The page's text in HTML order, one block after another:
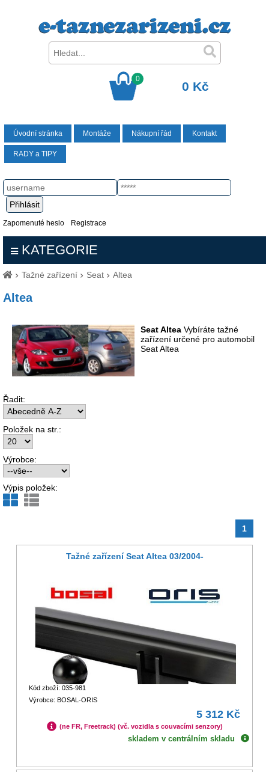
0
0 Kč
Úvodní stránka Montáže Nákupní řád Kontakt
RADY a TIPY
Zapomenuté heslo Registrace
KATEGORIE
Tažné zařízení Seat Altea
Altea
Seat Altea Vybíráte tažné
zařízení určené pro automobil
Seat Altea
Řadit:
Položek na str.:
Výrobce:
Výpis položek:
1
Tažné zařízení Seat Altea 03/2004-
Kód zboží: 035-981
Výrobce: BOSAL-ORIS
5 312 Kč
(ne FR, Freetrack) (vč. vozidla s couvacími senzory)
skladem v centrálním skladu